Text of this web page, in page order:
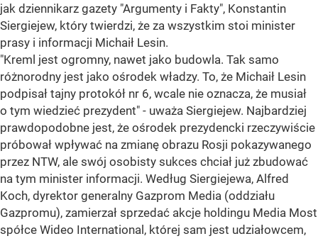
jak dziennikarz gazety "Argumenty i Fakty", Konstantin
Siergiejew, który twierdzi, że za wszystkim stoi minister
prasy i informacji Michaił Lesin.
"Kreml jest ogromny, nawet jako budowla. Tak samo
różnorodny jest jako ośrodek władzy. To, że Michaił Lesin
podpisał tajny protokół nr 6, wcale nie oznacza, że musiał
o tym wiedzieć prezydent" - uważa Siergiejew. Najbardziej
prawdopodobne jest, że ośrodek prezydencki rzeczywiście
próbował wpływać na zmianę obrazu Rosji pokazywanego
przez NTW, ale swój osobisty sukces chciał już zbudować
na tym minister informacji. Według Siergiejewa, Alfred
Koch, dyrektor generalny Gazprom Media (oddziału
Gazpromu), zamierzał sprzedać akcje holdingu Media Most
spółce Wideo International, której sam jest udziałowcem,